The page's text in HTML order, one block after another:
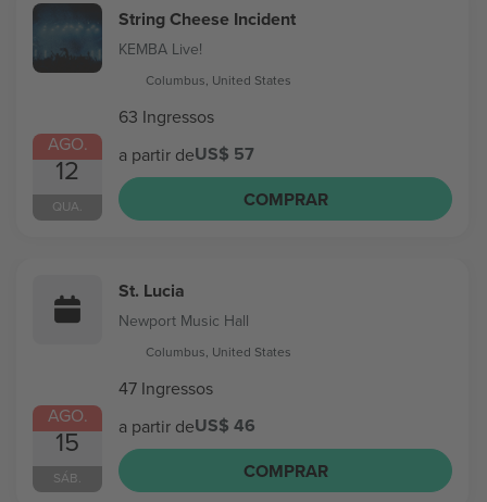
AGO.
12
QUA.
String Cheese Incident
KEMBA Live!
Columbus, United States
63 Ingressos
a partir deUS$ 57
COMPRAR
AGO.
15
SÁB.
St. Lucia
Newport Music Hall
Columbus, United States
47 Ingressos
a partir deUS$ 46
COMPRAR